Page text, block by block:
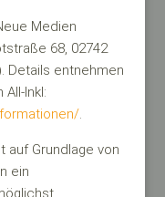
Medien
68, 02742
Details entnehmen
Inkl:
.
auf Grundlage von
ein